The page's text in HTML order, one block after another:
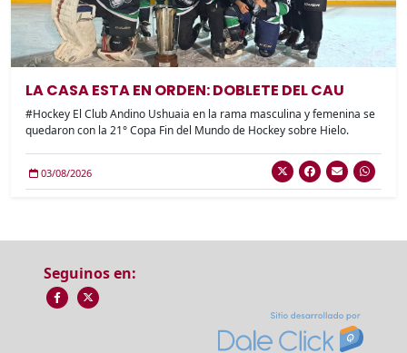
LA CASA ESTA EN ORDEN: DOBLETE DEL CAU
#Hockey El Club Andino Ushuaia en la rama masculina y femenina se
quedaron con la 21° Copa Fin del Mundo de Hockey sobre Hielo.
03/08/2026
Seguinos en: